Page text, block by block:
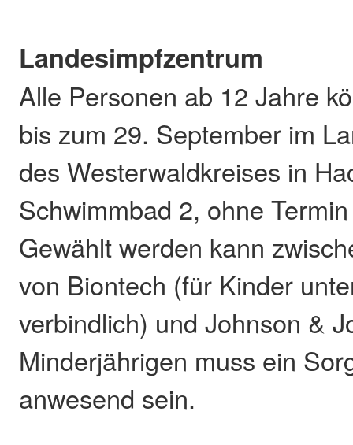
Landesimpfzentrum
Alle Personen ab 12 Jahre
bis zum 29. September im
des Westerwaldkreises in
Schwimmbad 2, ohne
Gewählt werden kann
von Biontech (für Kinder
verbindlich) und Johnson &
Minderjährigen muss ein
anwesend sein.